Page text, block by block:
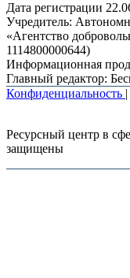
Дата регистрации
Учредитель:
«Агентство
1114800000644)
Информационная
Главный редактор:
Конфиденциальность |
Ресурсный центр в
защищены